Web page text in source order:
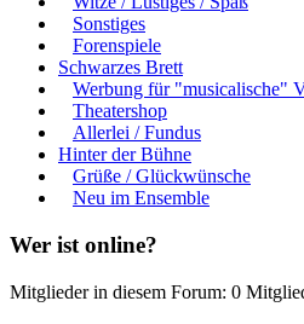
Sonstiges
Forenspiele
Schwarzes Brett
Werbung für "musicalische"
Theatershop
Allerlei / Fundus
Hinter der Bühne
Grüße / Glückwünsche
Neu im Ensemble
Wer ist online?
Mitglieder in diesem Forum: 0